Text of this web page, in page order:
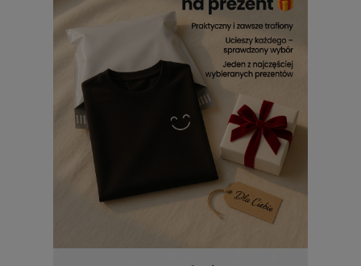
nadrukiem
Nie trzeba być podróżnikiem, by nosićkoszulki
Bieszczady męskie z nadrukiem
– wystarczy lubić
wygodę i autentyczność. Świetnie współgrają z jeansami,
szortami czy flanelową koszulą, tworząc styl, który
naturalnie łączy codzienność z przygodą.Koszulki z
nadrukiem Bieszczady męskie
sprawdzają się zarówno
podczas weekendowego wypadu, jak i w miejskiej dżungli,
gdzie przywołują wspomnienia o górach i wolności. Jeśli
chcesz podkreślić niezależność i niepowtarzalny charakter,
shirt z nadrukiem Bieszczady męski
będzie Twoim
znakiem rozpoznawczym – lekki, pełen humoru i swobody,
dokładnie taki, jak klimat, który inspiruje wszystkich